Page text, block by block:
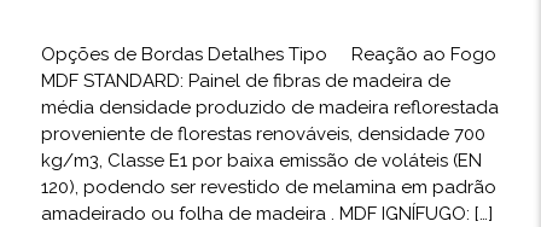
Opções de Bordas Detalhes Tipo Reação ao Fogo
MDF STANDARD: Painel de fibras de madeira de
média densidade produzido de madeira reflorestada
proveniente de florestas renováveis, densidade 700
kg/m3, Classe E1 por baixa emissão de voláteis (EN
120), podendo ser revestido de melamina em padrão
amadeirado ou folha de madeira . MDF IGNÍFUGO: […]